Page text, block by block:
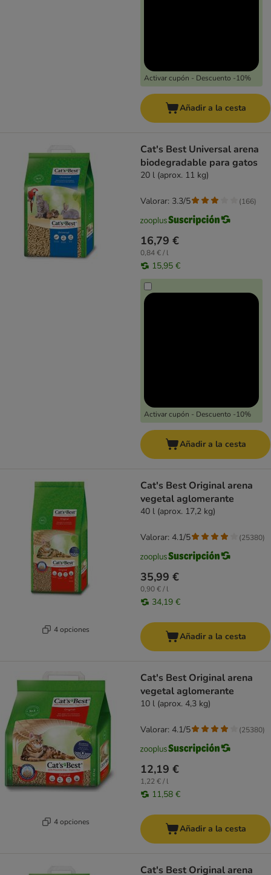
Activar cupón - Descuento -10%
Añadir a la cesta
Cat's Best Universal arena
biodegradable para gatos
20 l (aprox. 11 kg)
16,79 €
0,84 € / l
15,95 €
Activar cupón - Descuento -10%
Valorar: 3.3/5 (166)
Añadir a la cesta
4 opciones
Cat's Best Original arena
vegetal aglomerante
40 l (aprox. 17,2 kg)
35,99 €
0,90 € / l
34,19 €
Valorar: 4.1/5 (25380)
Añadir a la cesta
4 opciones
Cat's Best Original arena
vegetal aglomerante
10 l (aprox. 4,3 kg)
12,19 €
1,22 € / l
11,58 €
Valorar: 4.1/5 (25380)
Añadir a la cesta
Cat's Best Original arena